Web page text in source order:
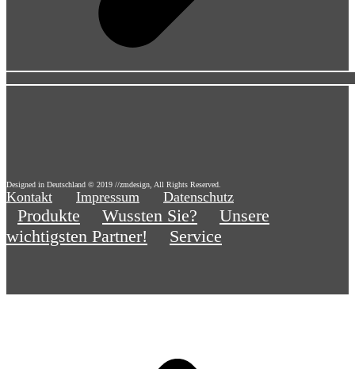
Designed in Deutschland © 2019 //zmdesign, All Rights Reserved.
Kontakt Impressum Datenschutz
Produkte Wussten Sie?
Unsere
wichtigsten Partner!
Service